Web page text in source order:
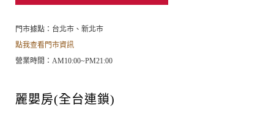
門市據點：台北市、新北市
點我查看門市資訊
營業時間：AM10:00~PM21:00
麗嬰房(全台連鎖)